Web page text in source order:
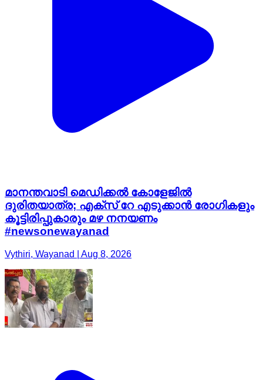
മാനന്തവാടി മെഡിക്കൽ കോളേജിൽ
ദുരിതയാത്ര; എക്സ് റേ എടുക്കാൻ രോഗികളും
കൂട്ടിരിപ്പുകാരും മഴ നനയണം
#newsonewayanad
Vythiri, Wayanad | Aug 8, 2026